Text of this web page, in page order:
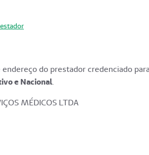
endereço do prestador credenciado
e Nacional.
MÉDICOS LTDA